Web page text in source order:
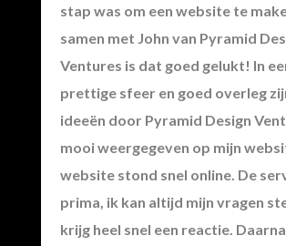
stap was om een website te
samen met John van Pyramid
Ventures is dat goed gelukt! In
prettige sfeer en goed overleg
ideeën door Pyramid Design
mooi weergegeven op mijn
website stond snel online. De
prima, ik kan altijd mijn vragen
krijg heel snel een reactie.